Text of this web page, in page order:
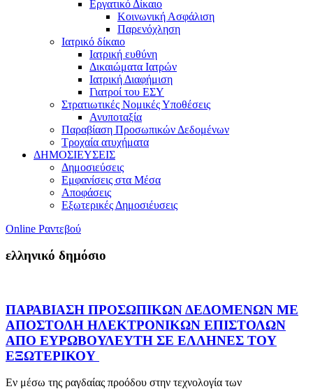
Εργατικό Δίκαιο
Κοινωνική Ασφάλιση
Παρενόχληση
Ιατρικό δίκαιο
Ιατρική ευθύνη
Δικαιώματα Ιατρών
Ιατρική Διαφήμιση
Γιατροί του ΕΣΥ
Στρατιωτικές Νομικές Υποθέσεις
Ανυποταξία
Παραβίαση Προσωπικών Δεδομένων
Τροχαία ατυχήματα
ΔΗΜΟΣΙΕΥΣΕΙΣ
Δημοσιεύσεις
Εμφανίσεις στα Μέσα
Αποφάσεις
Εξωτερικές Δημοσιέυσεις
Online Ραντεβού
ελληνικό δημόσιο
ΠΑΡΑΒΙΑΣΗ ΠΡΟΣΩΠΙΚΩΝ ΔΕΔΟΜΕΝΩΝ ΜΕ
ΑΠΟΣΤΟΛΗ ΗΛΕΚΤΡΟΝΙΚΩΝ ΕΠΙΣΤΟΛΩΝ
ΑΠΟ ΕΥΡΩΒΟΥΛΕΥΤΗ ΣΕ ΕΛΛΗΝΕΣ ΤΟΥ
ΕΞΩΤΕΡΙΚΟΥ
Εν μέσω της ραγδαίας προόδου στην τεχνολογία των